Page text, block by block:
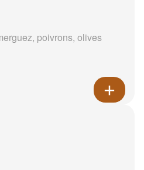
poivrons, olives